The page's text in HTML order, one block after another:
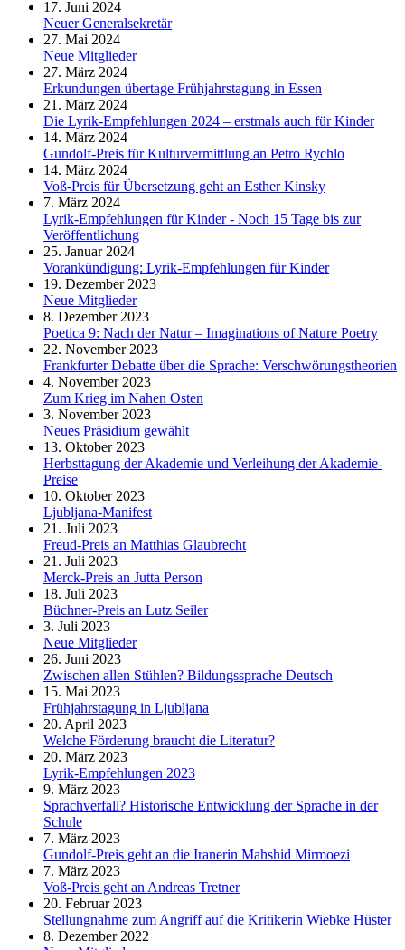
17. Juni 2024
Neuer Generalsekretär
27. Mai 2024
Neue Mitglieder
27. März 2024
Erkundungen übertage Frühjahrstagung in Essen
21. März 2024
Die Lyrik-Empfehlungen 2024 – erstmals auch für Kinder
14. März 2024
Gundolf-Preis für Kulturvermittlung an Petro Rychlo
14. März 2024
Voß-Preis für Übersetzung geht an Esther Kinsky
7. März 2024
Lyrik-Empfehlungen für Kinder - Noch 15 Tage bis zur
Veröffentlichung
25. Januar 2024
Vorankündigung: Lyrik-Empfehlungen für Kinder
19. Dezember 2023
Neue Mitglieder
8. Dezember 2023
Poetica 9: Nach der Natur – Imaginations of Nature Poetry
22. November 2023
Frankfurter Debatte über die Sprache: Verschwörungstheorien
4. November 2023
Zum Krieg im Nahen Osten
3. November 2023
Neues Präsidium gewählt
13. Oktober 2023
Herbsttagung der Akademie und Verleihung der Akademie-
Preise
10. Oktober 2023
Ljubljana-Manifest
21. Juli 2023
Freud-Preis an Matthias Glaubrecht
21. Juli 2023
Merck-Preis an Jutta Person
18. Juli 2023
Büchner-Preis an Lutz Seiler
3. Juli 2023
Neue Mitglieder
26. Juni 2023
Zwischen allen Stühlen? Bildungssprache Deutsch
15. Mai 2023
Frühjahrstagung in Ljubljana
20. April 2023
Welche Förderung braucht die Literatur?
20. März 2023
Lyrik-Empfehlungen 2023
9. März 2023
Sprachverfall? Historische Entwicklung der Sprache in der
Schule
7. März 2023
Gundolf-Preis geht an die Iranerin Mahshid Mirmoezi
7. März 2023
Voß-Preis geht an Andreas Tretner
20. Februar 2023
Stellungnahme zum Angriff auf die Kritikerin Wiebke Hüster
8. Dezember 2022